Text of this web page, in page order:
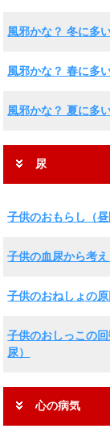
風邪かな？ 冬に多
風邪かな？ 春に多
風邪かな？ 夏に多
尿
子供のおもらし（
子供の血尿から考
子供のおねしょの
子供のおしっこの
尿）
心の病気